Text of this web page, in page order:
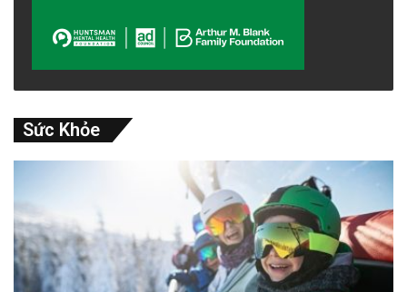
Sức Khỏe